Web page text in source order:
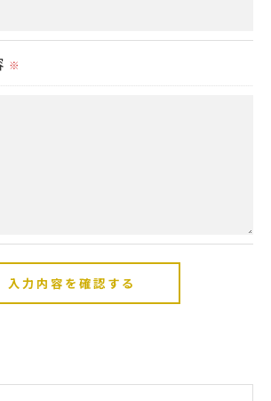
様の個人情報の開示･訂正･削除・利
※